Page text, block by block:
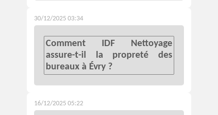
30/12/2025 03:34
Comment IDF Nettoyage
assure-t-il la propreté des
bureaux à Évry ?
16/12/2025 05:22